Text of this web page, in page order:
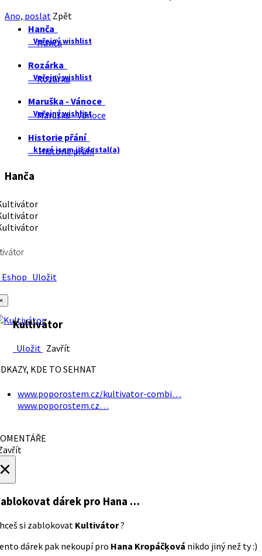
Ano, poslat Zpět
Hanča
Veřejný wishlist
Hanča
Rozárka
Veřejný wishlist
Rozárka
Maruška - Vánoce
Veřejný wishlist
Maruška - Vánoce
Historie přání
které jsem již dostal(a)
Historie přání
Hanča
Uložit
Kultivátor
Uložit Zavřít
KDE TO SEHNAT
www.poporostem.cz/kultivator-combi…
www.poporostem.cz…
dárek pro Hana …
si zablokovat Kultivátor?
dárek pak nekoupí pro Hana Kropáčķová nikdo jiný než ty :)